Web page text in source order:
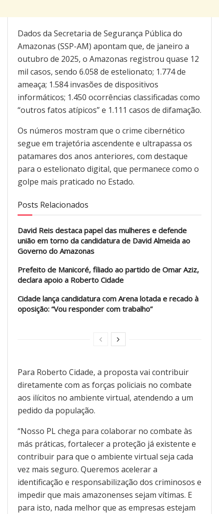
Dados da Secretaria de Segurança Pública do
Amazonas (SSP-AM) apontam que, de janeiro a
outubro de 2025, o Amazonas registrou quase 12
mil casos, sendo 6.058 de estelionato; 1.774 de
ameaça; 1.584 invasões de dispositivos
informáticos; 1.450 ocorrências classificadas como
“outros fatos atípicos” e 1.111 casos de difamação.
Os números mostram que o crime cibernético
segue em trajetória ascendente e ultrapassa os
patamares dos anos anteriores, com destaque
para o estelionato digital, que permanece como o
golpe mais praticado no Estado.
Posts Relacionados
David Reis destaca papel das mulheres e defende
união em torno da candidatura de David Almeida ao
Governo do Amazonas
Prefeito de Manicoré, filiado ao partido de Omar Aziz,
declara apoio a Roberto Cidade
Cidade lança candidatura com Arena lotada e recado à
oposição: “Vou responder com trabalho”
Para Roberto Cidade, a proposta vai contribuir
diretamente com as forças policiais no combate
aos ilícitos no ambiente virtual, atendendo a um
pedido da população.
“Nosso PL chega para colaborar no combate às
más práticas, fortalecer a proteção já existente e
contribuir para que o ambiente virtual seja cada
vez mais seguro. Queremos acelerar a
identificação e responsabilização dos criminosos e
impedir que mais amazonenses sejam vítimas. E
para isto, nada melhor que as empresas estejam